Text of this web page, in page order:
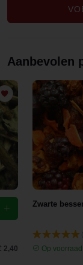
Aanbevolen
2,40
Zwarte
Op voorraad